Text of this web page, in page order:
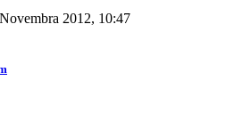
2012, 10:47